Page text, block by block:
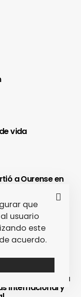
vida
a Ourense en
que Paredes
festival, sino
2024 prueba
internacional y
que
usuario
este
acuerdo.